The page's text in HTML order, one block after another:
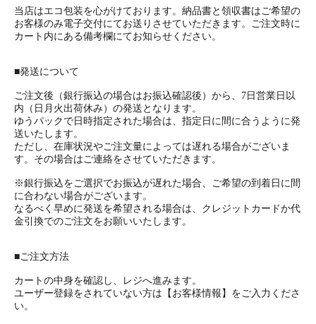
当店はエコ包装を心がけております。納品書と領収書はご希望の
お客様のみ電子交付にてお送りさせていただきます。ご注文時に
カート内にある備考欄にてお知らせください。
■発送について
ご注文後（銀行振込の場合はお振込確認後）から、7日営業日以
内（日月火出荷休み）の発送となります。
ゆうパックで日時指定された場合は、指定日に間に合うように発
送いたします。
ただし、在庫状況やご注文量によっては遅れる場合がございま
す。その場合はご連絡をさせていただきます。
※銀行振込をご選択でお振込が遅れた場合、ご希望の到着日に間
に合わない場合がございます。
なるべく早めに発送を希望される場合は、クレジットカードか代
金引換でのご注文をお願いいたします。
■ご注文方法
カートの中身を確認し、レジへ進みます。
ユーザー登録をされていない方は【お客様情報】をご入力くださ
い。